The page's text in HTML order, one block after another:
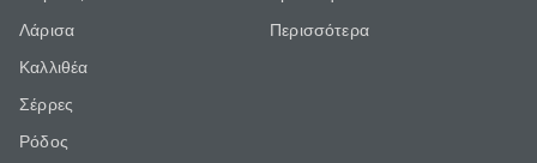
Λάρισα
Καλλιθέα
Σέρρες
Ρόδος
Περισσότερα